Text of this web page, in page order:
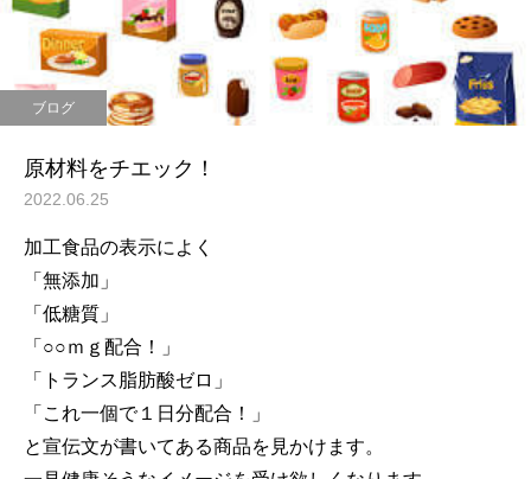
ブログ
原材料をチエック！
2022.06.25
加工食品の表示によく
「無添加」
「低糖質」
「○○ｍｇ配合！」
「トランス脂肪酸ゼロ」
「これ一個で１日分配合！」
と宣伝文が書いてある商品を見かけます。